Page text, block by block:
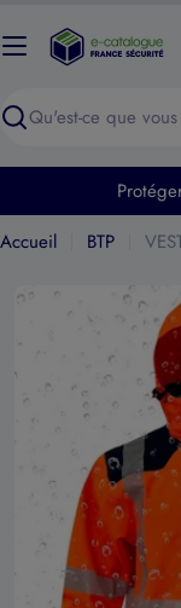
au
Recherche
Accueil
BTP
Ouvrir le média 0